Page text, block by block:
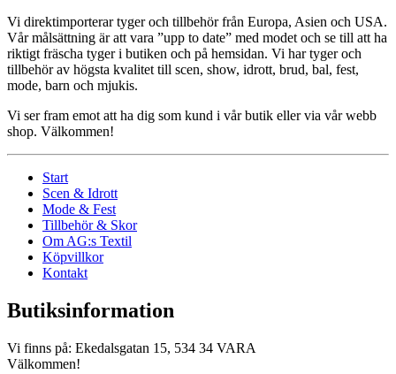
Vi direktimporterar tyger och tillbehör från Europa, Asien och USA.
Vår målsättning är att vara ”upp to date” med modet och se till att ha
riktigt fräscha tyger i butiken och på hemsidan. Vi har tyger och
tillbehör av högsta kvalitet till scen, show, idrott, brud, bal, fest,
mode, barn och mjukis.
Vi ser fram emot att ha dig som kund i vår butik eller via vår webb
shop. Välkommen!
Start
Scen & Idrott
Mode & Fest
Tillbehör & Skor
Om AG:s Textil
Köpvillkor
Kontakt
Butiksinformation
Vi finns på: Ekedalsgatan 15, 534 34 VARA
Välkommen!